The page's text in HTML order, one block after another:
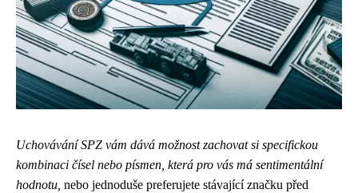
Uchovávání SPZ vám dává možnost zachovat si specifickou
kombinaci čísel nebo písmen, která pro vás má sentimentální
hodnotu, nebo jednoduše preferujete stávající značku před